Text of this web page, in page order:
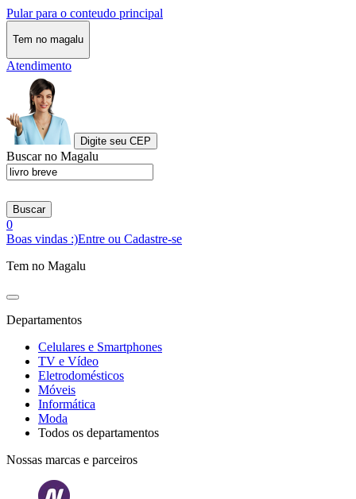
Pular para o conteudo principal
Tem no magalu
Atendimento
Digite seu CEP
Buscar no Magalu
Buscar
0
Boas vindas :)Entre ou Cadastre-se
Tem no Magalu
Departamentos
Celulares e Smartphones
TV e Vídeo
Eletrodomésticos
Móveis
Informática
Moda
Todos os departamentos
Nossas marcas e parceiros